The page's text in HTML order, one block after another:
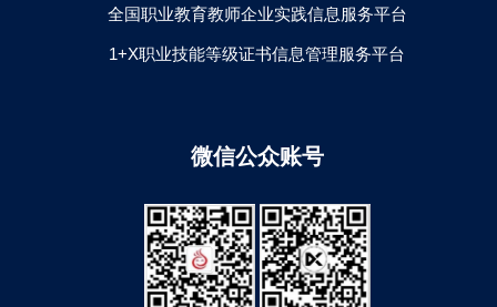
全国职业教育教师企业实践信息服务平台
1+X职业技能等级证书信息管理服务平台
微信公众账号